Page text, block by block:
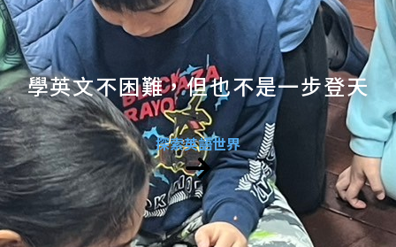
學英文不困難，但也不是一步登天
探索英語世界